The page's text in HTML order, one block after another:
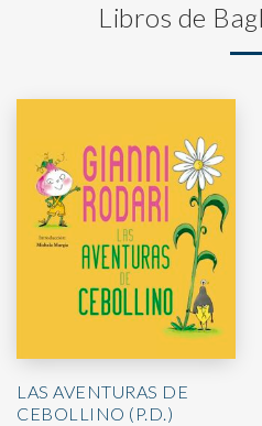
Libros de
LAS AVENTURAS DE
CEBOLLINO (P.D.)